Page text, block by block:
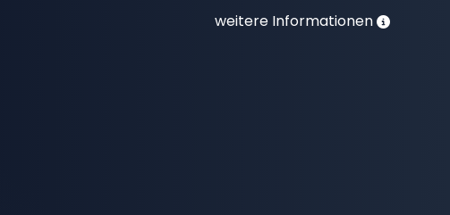
weitere Informationen